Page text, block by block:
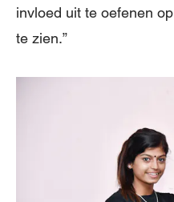
invloed uit te oefenen
te zien.”